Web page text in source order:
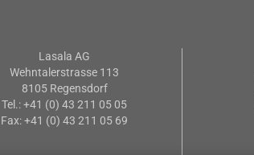
Lasala AG
Wehntalerstrasse 113
8105 Regensdorf
Tel.: +41 (0) 43 211 05 05
Fax: +41 (0) 43 211 05 69